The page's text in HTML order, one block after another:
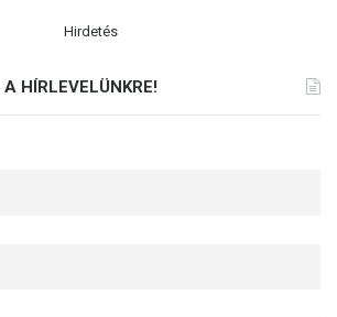
Hirdetés
HÍRLEVELÜNKRE!